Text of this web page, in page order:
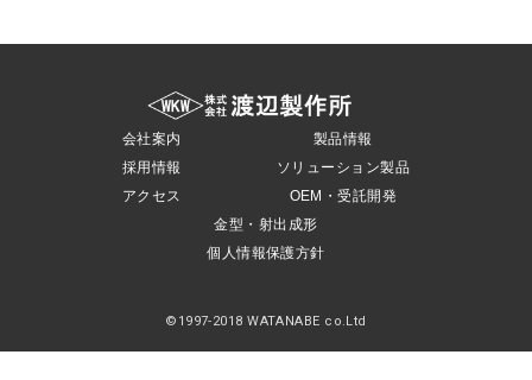
会社案内
採用情報
アクセス
製品情報
ソリューション製品
OEM・受託開発
金型・射出成形
個人情報保護方針
©1997-2018 WATANABE co.Ltd